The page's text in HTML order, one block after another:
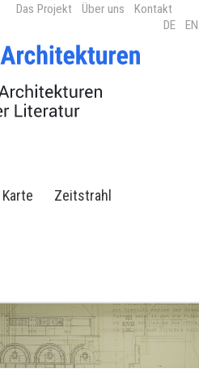
Das Projekt Über uns
Kontakt
DE
EN
Karte
Zeitstrahl